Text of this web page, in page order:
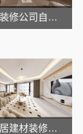
贵港环保装修公司自建房尚材居
广西尚材居建材装修靠谱吗